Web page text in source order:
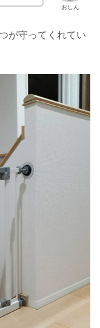
おしん
が守ってくれてい